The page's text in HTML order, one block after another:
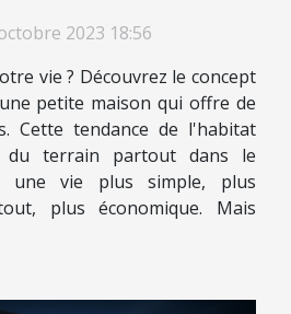
2023 18:56
vie ? Découvrez le concept
petite maison qui offre de
Cette tendance de l'habitat
du terrain partout dans le
une vie plus simple, plus
plus économique. Mais